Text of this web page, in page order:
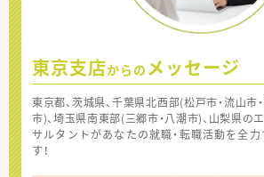
東京支店からの メッセージ
東京都、茨城県、千葉県北西部(松戸市・流山市
市)、埼玉県南東部(三郷市・八潮市)、山梨県の
サルタントがあなたの就職・転職活動を全
す！